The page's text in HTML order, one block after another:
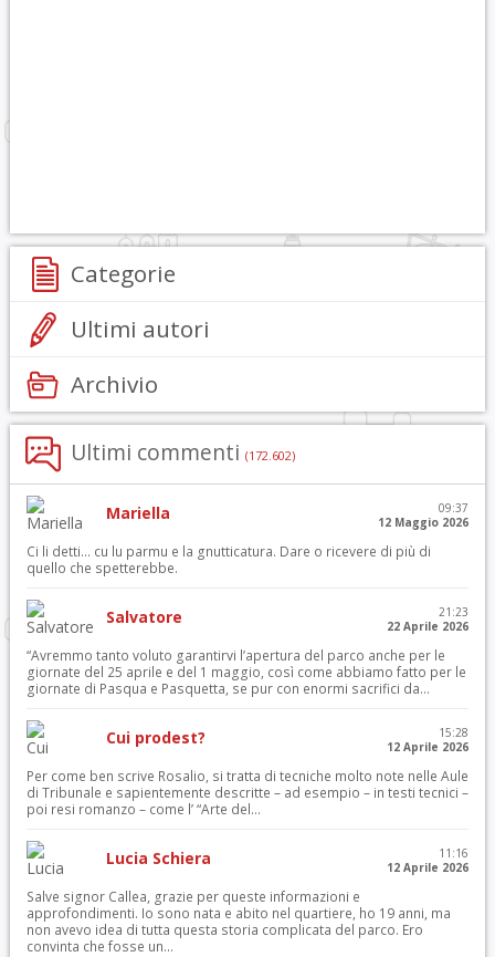
Categorie
Ultimi autori
Archivio
Ultimi commenti (172.602)
Mariella
09:37
12 Maggio 2026
Ci li detti… cu lu parmu e la gnutticatura. Dare o ricevere di più di
quello che spetterebbe.
Salvatore
21:23
22 Aprile 2026
“Avremmo tanto voluto garantirvi l’apertura del parco anche per le
giornate del 25 aprile e del 1 maggio, così come abbiamo fatto per le
giornate di Pasqua e Pasquetta, se pur con enormi sacrifici da...
Cui prodest?
15:28
12 Aprile 2026
Per come ben scrive Rosalio, si tratta di tecniche molto note nelle Aule
di Tribunale e sapientemente descritte – ad esempio – in testi tecnici –
poi resi romanzo – come l’ “Arte del...
Lucia Schiera
11:16
12 Aprile 2026
Salve signor Callea, grazie per queste informazioni e
approfondimenti. Io sono nata e abito nel quartiere, ho 19 anni, ma
non avevo idea di tutta questa storia complicata del parco. Ero
convinta che fosse un...